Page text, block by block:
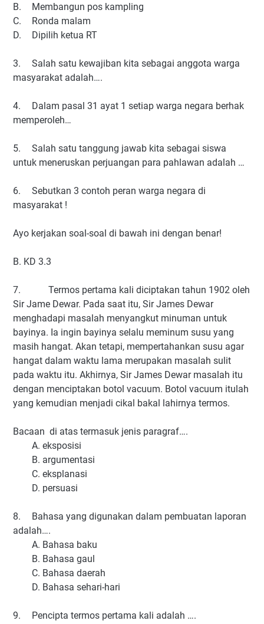
B.
Membangun pos kampling
C.
Ronda malam
D.
Dipilih ketua RT
3.
Salah satu kewajiban kita sebagai anggota warga
masyarakat adalah….
4.
Dalam pasal 31 ayat 1 setiap warga negara berhak
memperoleh…
5.
Salah satu tanggung jawab kita sebagai siswa
untuk meneruskan perjuangan para pahlawan adalah …
6.
Sebutkan 3 contoh peran warga negara di
masyarakat !
Ayo kerjakan soal-soal di bawah ini dengan benar!
B. KD 3.3
7.
Termos pertama kali diciptakan tahun 1902 oleh
Sir Jame Dewar. Pada saat itu, Sir James Dewar
menghadapi masalah menyangkut minuman untuk
bayinya. Ia ingin bayinya selalu meminum susu yang
masih hangat. Akan tetapi, mempertahankan susu agar
hangat dalam waktu lama merupakan masalah sulit
pada waktu itu. Akhirnya, Sir James Dewar masalah itu
dengan menciptakan botol vacuum. Botol vacuum itulah
yang kemudian menjadi cikal bakal lahirnya termos.
Bacaan di atas termasuk jenis paragraf….
A. eksposisi
B. argumentasi
C. eksplanasi
D. persuasi
8.
Bahasa yang digunakan dalam pembuatan laporan
adalah….
A. Bahasa baku
B. Bahasa gaul
C. Bahasa daerah
D. Bahasa sehari-hari
9. Pencipta termos pertama kali adalah ….